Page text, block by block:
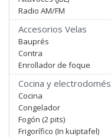
Radio AM/FM
Accesorios Velas
Bauprés
Contra
Enrollador de foque
Cocina y
Cocina
Congelador
Fogón (2 pits)
Frigorífico (In kuiptafel)